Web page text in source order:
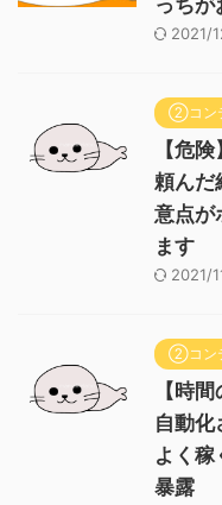
っちが
2021/
②コン
【危
頼んだ
意点が
ます
2021/
②コン
【時
自動化
よく稼
暴露